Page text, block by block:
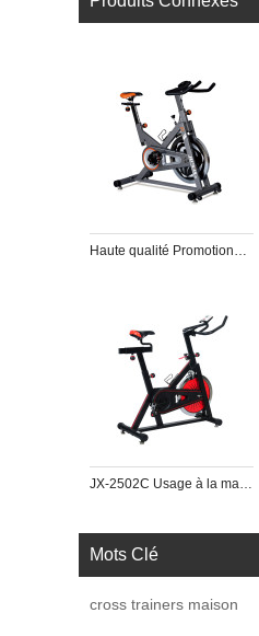
Haute qualité Promotionnel pour gym master pt fitness vélo de spinning
JX-2502C Usage à la maison Spinning Bike
Mots Clé
cross trainers maison